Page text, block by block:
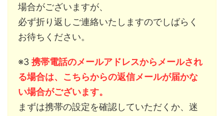
場合がございますが、
必ず折り返しご連絡いたしますのでしばらく
お待ちください。
※3 携帯電話のメールアドレスからメールされ
る場合は、こちらからの返信メールが届かな
い場合がございます。
まずは携帯の設定を確認していただくか、迷